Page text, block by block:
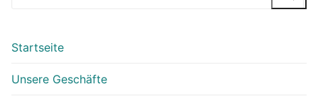
Startseite
Unsere Geschäfte